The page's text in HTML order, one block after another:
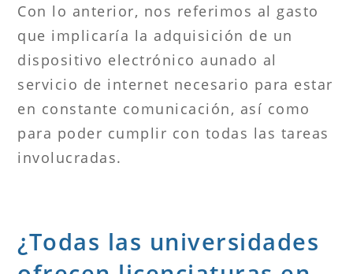
Con lo anterior, nos referimos al gasto
que implicaría la adquisición de un
dispositivo electrónico aunado al
servicio de internet necesario para estar
en constante comunicación, así como
para poder cumplir con todas las tareas
involucradas.
¿Todas las universidades